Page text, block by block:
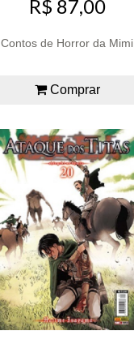
R$ 87,00
Contos de Horror da Mimi
Comprar